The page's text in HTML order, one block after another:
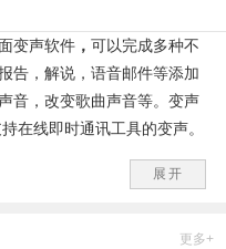
变声软件， 可以完成多种不
告，解说，语音邮件等添加
音，改变歌曲声音等。变声
在线即时通讯工具的变声。
展开
更多+